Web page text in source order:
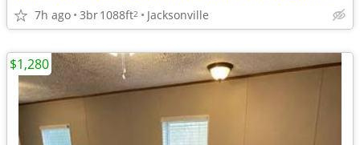
7h ago 3br1088ft2 Jacksonville
$1,280